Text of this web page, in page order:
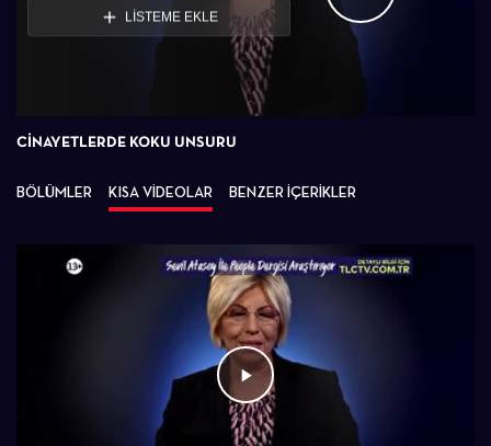
Videoyu
Oynat
LİSTEME EKLE
CINAYETLERDE KOKU UNSURU
BÖLÜMLER KISA VİDEOLAR BENZER İÇERİKLER